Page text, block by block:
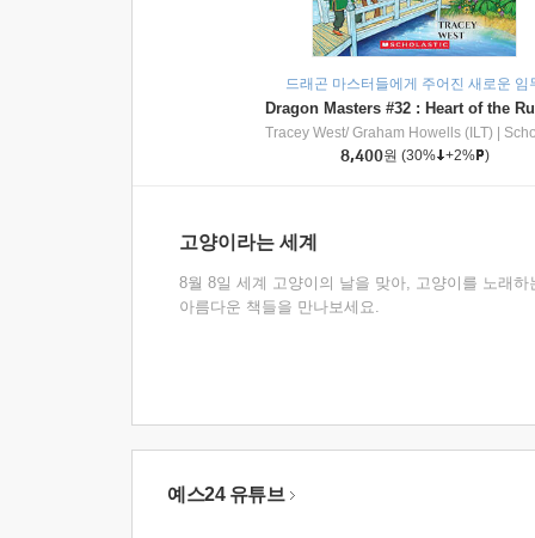
드래곤 마스터들에게 주어진 새로운 임
Tracey West/ Graham Howells (ILT)
8,400원 (30% +2% )
고양이라는 세계
8월 8일 세계 고양이의 날을 맞아, 고양이를 노래하
아름다운 책들을 만나보세요.
예스24 유튜브